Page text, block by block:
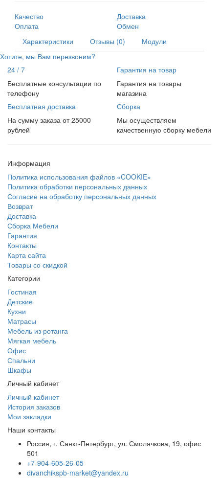
Качество
Доставка
Оплата
Обмен
Характеристики
Отзывы (0)
Модули
Хотите, мы Вам перезвоним?
24 / 7
Бесплатные консультации по
телефону
Гарантия на товар
Гарантия на товары
магазина
Бесплатная доставка
На сумму заказа от 25000
рублей
Сборка
Мы осуществляем
качественную сборку мебели
Информация
Политика использования файлов «COOKIE»
Политика обработки персональных данных
Согласие на обработку персональных данных
Возврат
Доставка
Сборка Мебели
Гарантия
Контакты
Карта сайта
Товары со скидкой
Категории
Гостиная
Детские
Кухни
Матрасы
Мебель из ротанга
Мягкая мебель
Офис
Спальни
Шкафы
Личный кабинет
Личный кабинет
История заказов
Мои закладки
Наши контакты
Россия, г. Санкт-Петербург, ул. Смолячкова, 19, офис
501
+7-904-605-26-05
divanchikspb-market@yandex.ru